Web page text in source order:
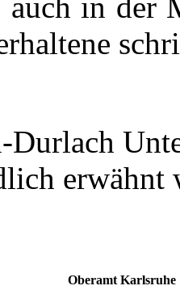
Durlach
erwähnt
Oberamt Karlsruhe